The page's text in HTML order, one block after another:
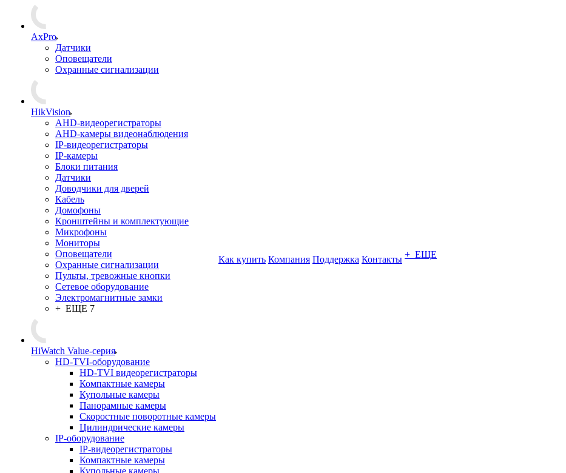
AxPro
Датчики
Оповещатели
Охранные сигнализации
HikVision
AHD-видеорегистраторы
AHD-камеры видеонаблюдения
IP-видеорегистраторы
IP-камеры
Блоки питания
Датчики
Доводчики для дверей
Кабель
Домофоны
Кронштейны и комплектующие
Микрофоны
Мониторы
Оповещатели
Охранные сигнализации
Пульты, тревожные кнопки
Сетевое оборудование
Электромагнитные замки
+ ЕЩЕ 7
HiWatch Value-серия
HD-TVI-оборудование
HD-TVI видеорегистраторы
Компактные камеры
Купольные камеры
Панорамные камеры
Скоростные поворотные камеры
Цилиндрические камеры
IP-оборудование
IP-видеорегистраторы
Компактные камеры
Купольные камеры
Как купить Компания Поддержка Контакты + ЕЩЕ